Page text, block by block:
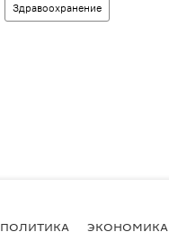
Здравоохранение
ПОЛИТИКА ЭКОНОМИКА